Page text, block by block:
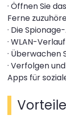
· Öffnen Sie
Ferne
· Die
· WLAN-
· Überwachen
· Verfolgen
Apps für
Vorteile